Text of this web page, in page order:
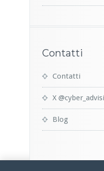
Contatti
Contatti
X
Blog